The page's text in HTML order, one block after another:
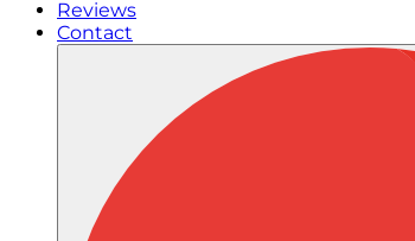
Reviews
Contact